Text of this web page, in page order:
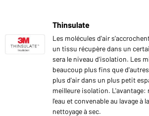
Thinsulate
Les molécules d'air
un tissu récupère dans un
sera le niveau d'isolation. Les
beaucoup plus fins que
plus d'air dans un plus petit
meilleure isolation.
l'eau et convenable au lavage à
nettoyage à sec.